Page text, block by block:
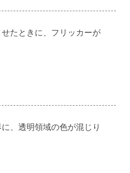
たときに、フリッカーが
、透明領域の色が混じり